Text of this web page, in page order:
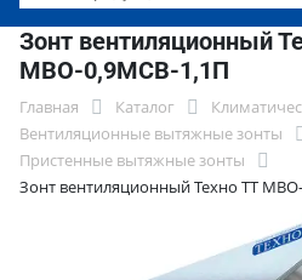
Зонт вентиляционный
МВО-0,9МСВ-1,1П
Главная Каталог
Вентиляционные вытяжные зонты
Пристенные вытяжные зонты
Зонт вентиляционный Техно ТТ